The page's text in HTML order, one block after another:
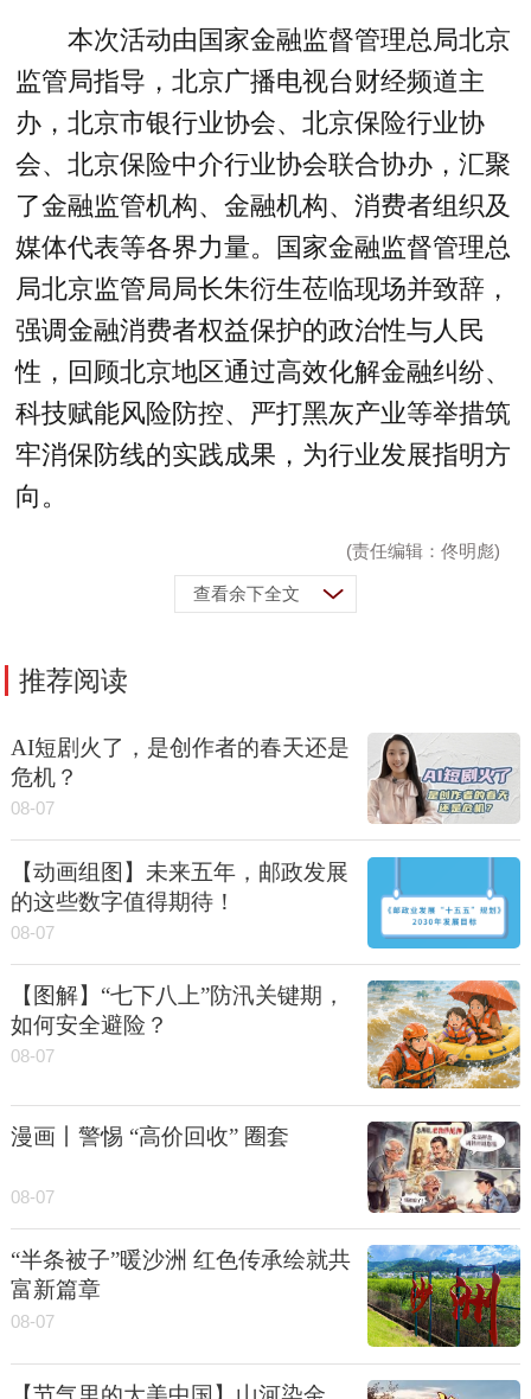
本次活动由国家金融监督管理总局北京
监管局指导，北京广播电视台财经频道主
办，北京市银行业协会、北京保险行业协
会、北京保险中介行业协会联合协办，汇聚
了金融监管机构、金融机构、消费者组织及
媒体代表等各界力量。国家金融监督管理总
局北京监管局局长朱衍生莅临现场并致辞，
强调金融消费者权益保护的政治性与人民
性，回顾北京地区通过高效化解金融纠纷、
科技赋能风险防控、严打黑灰产业等举措筑
牢消保防线的实践成果，为行业发展指明方
向。
(责任编辑：佟明彪)
查看余下全文
推荐阅读
AI短剧火了，是创作者的春天还是
危机？
08-07
【动画组图】未来五年，邮政发展
的这些数字值得期待！
08-07
【图解】“七下八上”防汛关键期，
如何安全避险？
08-07
漫画丨警惕 “高价回收” 圈套
08-07
“半条被子”暖沙洲 红色传承绘就共
富新篇章
08-07